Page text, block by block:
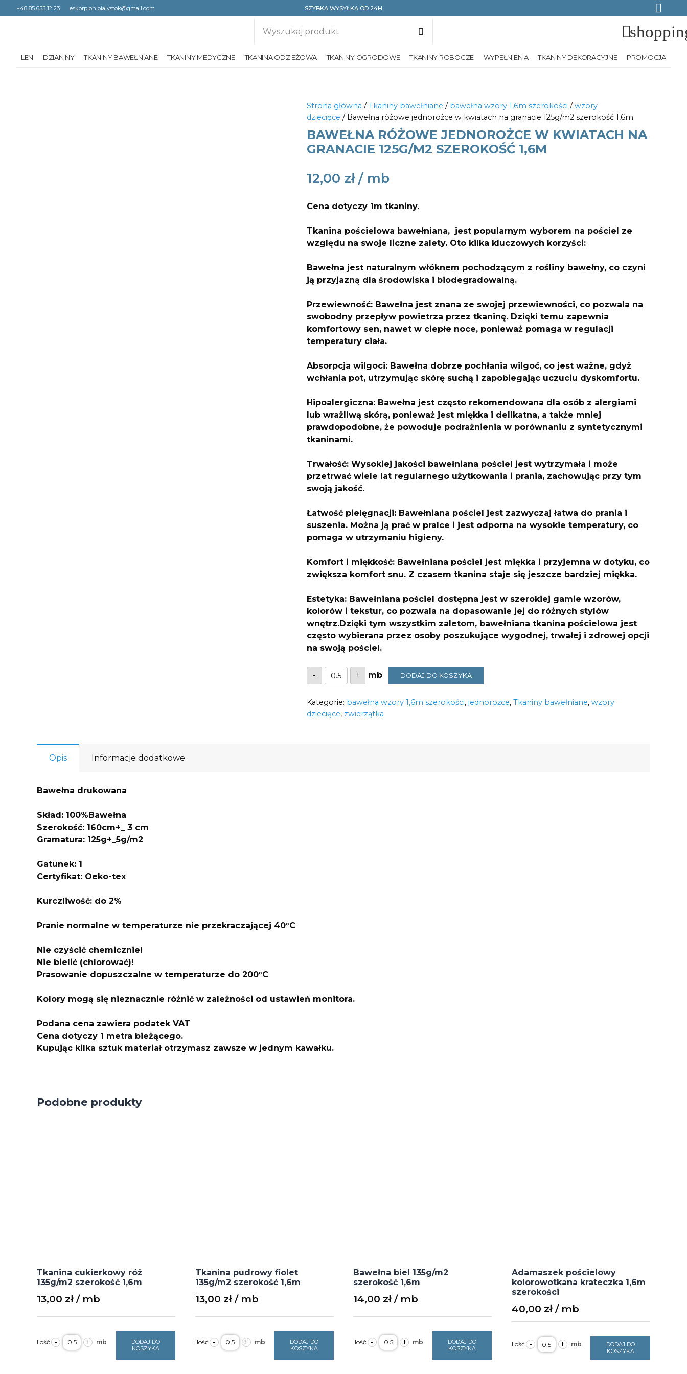
+48 85 653 12 23 eskorpion.bialystok@gmail.com SZYBKA WYSYŁKA OD 24H
LEN DZIANINY TKANINY BAWEŁNIANE TKANINY MEDYCZNE TKANINA ODZIEŻOWA TKANINY OGRODOWE TKANINY ROBOCZE WYPEŁNIENIA TKANINY DEKORACYJNE PROMOCJA
Strona główna /Tkaniny bawełniane / bawełna wzory 1,6m szerokości /wzory
dziecięce / Bawełna różowe jednorożce w kwiatach na granacie 125g/m2 szerokość 1,6m
BAWEŁNA RÓŻOWE JEDNOROŻCE W KWIATACH NA
GRANACIE 125G/M2 SZEROKOŚĆ 1,6M
12,00 zł
Cena dotyczy 1m tkaniny.
Tkanina pościelowa bawełniana, jest popularnym wyborem na pościel ze
względu na swoje liczne zalety. Oto kilka kluczowych korzyści:
Bawełna jest naturalnym włóknem pochodzącym z rośliny bawełny, co czyni
ją przyjazną dla środowiska i biodegradowalną.
Przewiewność: Bawełna jest znana ze swojej przewiewności, co pozwala na
swobodny przepływ powietrza przez tkaninę. Dzięki temu zapewnia
komfortowy sen, nawet w ciepłe noce, ponieważ pomaga w regulacji
temperatury ciała.
Absorpcja wilgoci: Bawełna dobrze pochłania wilgoć, co jest ważne, gdyż
wchłania pot, utrzymując skórę suchą i zapobiegając uczuciu dyskomfortu.
Hipoalergiczna: Bawełna jest często rekomendowana dla osób z alergiami
lub wrażliwą skórą, ponieważ jest miękka i delikatna, a także mniej
prawdopodobne, że powoduje podrażnienia w porównaniu z syntetycznymi
tkaninami.
Trwałość: Wysokiej jakości bawełniana pościel jest wytrzymała i może
przetrwać wiele lat regularnego użytkowania i prania, zachowując przy tym
swoją jakość.
Łatwość pielęgnacji: Bawełniana pościel jest zazwyczaj łatwa do prania i
suszenia. Można ją prać w pralce i jest odporna na wysokie temperatury, co
pomaga w utrzymaniu higieny.
Komfort i miękkość: Bawełniana pościel jest miękka i przyjemna w dotyku, co
zwiększa komfort snu. Z czasem tkanina staje się jeszcze bardziej miękka.
Estetyka: Bawełniana pościel dostępna jest w szerokiej gamie wzorów,
kolorów i tekstur, co pozwala na dopasowanie jej do różnych stylów
wnętrz.Dzięki tym wszystkim zaletom, bawełniana tkanina pościelowa jest
często wybierana przez osoby poszukujące wygodnej, trwałej i zdrowej opcji
na swoją pościel.
-
ilość
Bawełna
różowe
w kwiatach
na
granacie
+ DODAJ DO KOSZYKA
Kategorie: bawełna wzory 1,6m szerokości, jednorożce, Tkaniny bawełniane, wzory
dziecięce, zwierzątka
Opis Informacje dodatkowe
Bawełna drukowana
Skład: 100%Bawełna
Szerokość: 160cm+_ 3 cm
Gramatura: 125g+_5g/m2
Gatunek: 1
Certyfikat: Oeko-tex
Kurczliwość: do 2%
Pranie normalne w temperaturze nie przekraczającej 40°C
Nie czyścić chemicznie!
Nie bielić (chlorować)!
Prasowanie dopuszczalne w temperaturze do 200°C
Kolory mogą się nieznacznie różnić w zależności od ustawień monitora.
Podana cena zawiera podatek VAT
Cena dotyczy 1 metra bieżącego.
Kupując kilka sztuk materiał otrzymasz zawsze w jednym kawałku.
Podobne produkty
Tkanina cukierkowy róż
135g/m2 szerokość 1,6m
13,00 zł
- ilość
Tkanina
cukierkowy
+
DODAJ DO
KOSZYKA
Tkanina pudrowy fiolet
135g/m2 szerokość 1,6m
13,00 zł
- ilość
Tkanina
pudrowy
+
DODAJ DO
KOSZYKA
Bawełna biel 135g/m2
szerokość 1,6m
14,00 zł
- ilość
Bawełna
biel
+
DODAJ DO
KOSZYKA
Adamaszek pościelowy
kolorowotkana krateczka 1,6m
szerokości
40,00 zł
- ilość
Adamaszek
+
DODAJ DO
KOSZYKA